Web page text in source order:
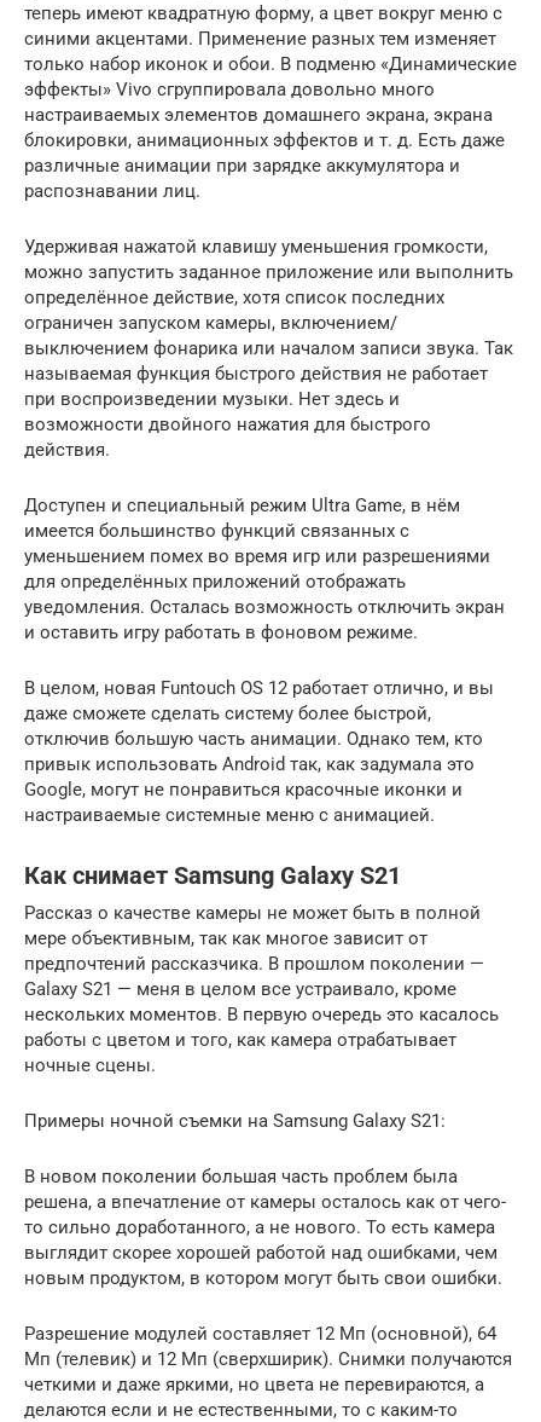
теперь имеют квадратную форму, а цвет вокруг меню с
синими акцентами. Применение разных тем изменяет
только набор иконок и обои. В подменю «Динамические
эффекты» Vivo сгруппировала довольно много
настраиваемых элементов домашнего экрана, экрана
блокировки, анимационных эффектов и т. д. Есть даже
различные анимации при зарядке аккумулятора и
распознавании лиц.
Удерживая нажатой клавишу уменьшения громкости,
можно запустить заданное приложение или выполнить
определённое действие, хотя список последних
ограничен запуском камеры, включением/
выключением фонарика или началом записи звука. Так
называемая функция быстрого действия не работает
при воспроизведении музыки. Нет здесь и
возможности двойного нажатия для быстрого
действия.
Доступен и специальный режим Ultra Game, в нём
имеется большинство функций связанных с
уменьшением помех во время игр или разрешениями
для определённых приложений отображать
уведомления. Осталась возможность отключить экран
и оставить игру работать в фоновом режиме.
В целом, новая Funtouch OS 12 работает отлично, и вы
даже сможете сделать систему более быстрой,
отключив большую часть анимации. Однако тем, кто
привык использовать Android так, как задумала это
Google, могут не понравиться красочные иконки и
настраиваемые системные меню с анимацией.
Как снимает Samsung Galaxy S21
Рассказ о качестве камеры не может быть в полной
мере объективным, так как многое зависит от
предпочтений рассказчика. В прошлом поколении —
Galaxy S21 — меня в целом все устраивало, кроме
нескольких моментов. В первую очередь это касалось
работы с цветом и того, как камера отрабатывает
ночные сцены.
Примеры ночной съемки на Samsung Galaxy S21:
В новом поколении большая часть проблем была
решена, а впечатление от камеры осталось как от чего-
то сильно доработанного, а не нового. То есть камера
выглядит скорее хорошей работой над ошибками, чем
новым продуктом, в котором могут быть свои ошибки.
Разрешение модулей составляет 12 Мп (основной), 64
Мп (телевик) и 12 Мп (сверхширик). Снимки получаются
четкими и даже яркими, но цвета не перевираются, а
делаются если и не естественными, то с каким-то